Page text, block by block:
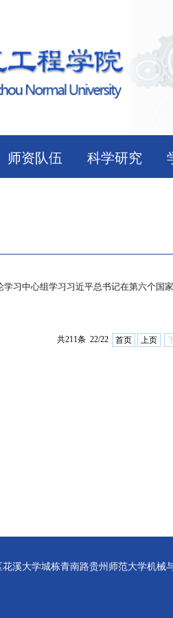
师资队伍 科学研究
习中心组学习习近平总书记在第六个国
共211条 22/22 首页 上页
溪大学城栋青南路贵州师范大学机械